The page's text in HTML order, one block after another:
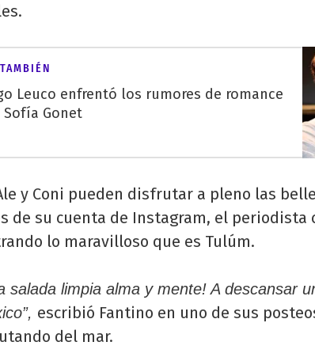
Leuco enfrentó los rumores de romance
Sofía Gonet
y Coni pueden disfrutar a pleno las
de su cuenta de Instagram, el periodista
lo maravilloso que es Tulúm.
salada limpia alma y mente! A descansar
escribió Fantino en uno de sus
del mar.